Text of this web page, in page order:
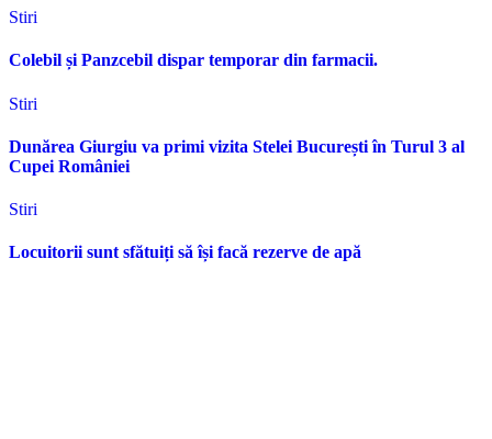
Stiri
Colebil și Panzcebil dispar temporar din farmacii.
Stiri
Dunărea Giurgiu va primi vizita Stelei București în Turul 3 al
Cupei României
Stiri
Locuitorii sunt sfătuiți să își facă rezerve de apă